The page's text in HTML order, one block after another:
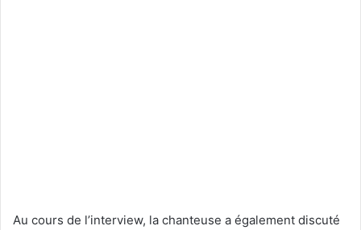
Au cours de l’interview, la chanteuse a également discuté